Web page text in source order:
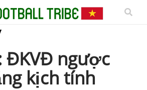
ĐKVĐ ngược
kịch tính